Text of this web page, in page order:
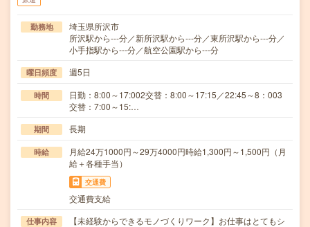
勤務地
埼玉県所沢市
所沢駅から---分／新所沢駅から---分／東所沢駅から---分／
小手指駅から---分／航空公園駅から---分
曜日頻度 週5日
時間
日勤：8:00～17:002交替：8:00～17:15／22:45～8：003
交替：7:00～15:…
期間 長期
時給
月給24万1000円～29万4000円時給1,300円～1,500円（月
給＋各種手当）
交通費
交通費支給
仕事内容
【未経験からできるモノづくりワーク】お仕事はとてもシ